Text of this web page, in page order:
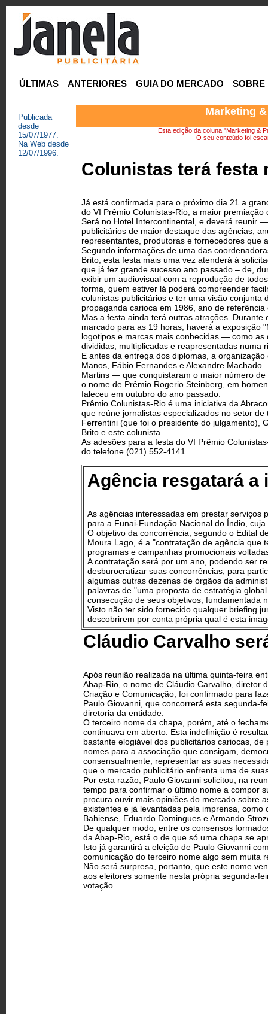
ÚLTIMAS ANTERIORES GUIA DO MERCADO SOBRE
Publicada
desde
15/07/1977.
Na Web desde
12/07/1996.
Marketing
Esta edição da coluna "Marketing &
O seu conteúdo foi
Colunistas terá festa
Já está confirmada para o próximo dia 21 a
do VI Prêmio Colunistas-Rio, a maior premiação
Será no Hotel Intercontinental, e deverá reunir
publicitários de maior destaque das agências,
representantes, produtoras e fornecedores que
Segundo informações de uma das
Brito, esta festa mais uma vez atenderá à
que já fez grande sucesso ano passado – de,
exibir um audiovisual com a reprodução de
forma, quem estiver lá poderá compreender
colunistas publicitários e ter uma visão conjunta
propaganda carioca em 1986, ano de
Mas a festa ainda terá outras atrações. Durante
marcado para as 19 horas, haverá a exposição
logotipos e marcas mais conhecidas — como
divididas, multiplicadas e reapresentadas numa
E antes da entrega dos diplomas, a
Manos, Fábio Fernandes e Alexandre
Martins — que conquistaram o maior número
o nome de Prêmio Rogerio Steinberg, em
faleceu em outubro do ano passado.
Prêmio Colunistas-Rio é uma iniciativa da
que reúne jornalistas especializados no setor
Ferrentini (que foi o presidente do julgamento),
Brito e este colunista.
As adesões para a festa do VI Prêmio
do telefone (021) 552-4141.
Agência resgatará a
As agências interessadas em prestar serviços
para a Funai-Fundação Nacional do Índio,
O objetivo da concorrência, segundo o Edital
Moura Lago, é a "contratação de agência que
programas e campanhas promocionais
A contratação será por um ano, podendo ser
desburocratizar suas concorrências, para
algumas outras dezenas de órgãos da
palavras de "uma proposta de estratégia
consecução de seus objetivos, fundamentada
Visto não ter sido fornecido qualquer briefing
descobrirem por conta própria qual é esta
Cláudio Carvalho
Após reunião realizada na última quinta-feira
Abap-Rio, o nome de Cláudio Carvalho, diretor
Criação e Comunicação, foi confirmado para
Paulo Giovanni, que concorrerá esta segunda-
diretoria da entidade.
O terceiro nome da chapa, porém, até o
continuava em aberto. Esta indefinição é
bastante elogiável dos publicitários cariocas,
nomes para a associação que consigam,
consensualmente, representar as suas
que o mercado publicitário enfrenta uma de
Por esta razão, Paulo Giovanni solicitou, na
tempo para confirmar o último nome a compor
procura ouvir mais opiniões do mercado sobre
existentes e já levantadas pela imprensa, como
Bahiense, Eduardo Domingues e Armando
De qualquer modo, entre os consensos
da Abap-Rio, está o de que só uma chapa se
Isto já garantirá a eleição de Paulo Giovanni
comunicação do terceiro nome algo sem muita
Não será surpresa, portanto, que este nome
aos eleitores somente nesta própria segunda-
votação.